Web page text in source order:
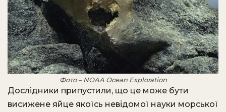
Фото – NOAA Ocean Exploration
Дослідники припустили, що це може бути
висижене яйце якоїсь невідомої науки морської